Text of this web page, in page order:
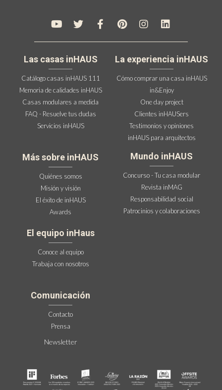
Las casas inHAUS
Catálogo casas inHAUS 111
Memoria de calidades inHAUS
Casas modulares a medida
FAQ - Resuelve tus dudas
Servicios inHAUS
Más sobre inHAUS
Quiénes somos
Misión y visión
El éxito de inHAUS
Awards
La experiencia inHAUS
Cómo comprar una casa inHAUS
in&Enjoy
One day project
Clientes inHAUSers
Testimonios y opiniones
inHAUS para arquitectos
Mundo inHAUS
Concurso - Tu casa modular
Revista inMAG
Responsabilidad social
Patrocinios y colaboraciones
El equipo inHaus
Conoce al equipo
Trabaja con nosotros
Comunicación
Contacto
Prensa
Newsletter